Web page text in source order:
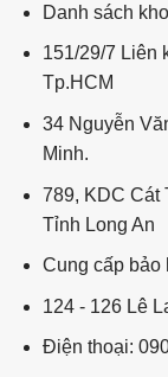
Danh sách
151/29/7 Liên
Tp.HCM
34 Nguyễn
Minh.
789, KDC
Tỉnh Long An
Cung cấp bảo
124 - 126 Lê
Điện thoại: